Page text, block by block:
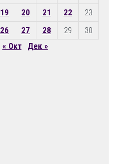
19 20 21 22
23
26 27 28 29
30
« Окт
Дек »